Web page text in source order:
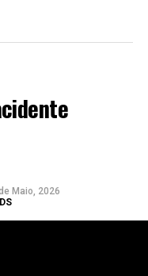
Maio, 2026